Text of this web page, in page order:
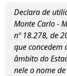
Declara de
Monte Carlo -
nº 18.278, de
que concedem
âmbito do
nele o nome